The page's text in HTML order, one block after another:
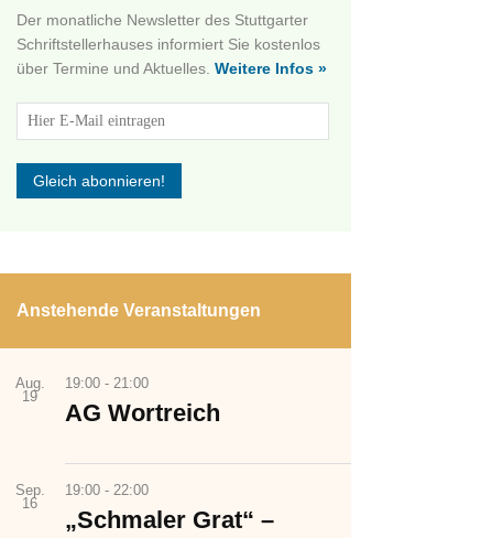
Der monatliche Newsletter des Stuttgarter
Schriftstellerhauses informiert Sie kostenlos
über Termine und Aktuelles. Weitere Infos »
Anstehende Veranstaltungen
Aug.
19
19:00 - 21:00
AG Wortreich
Sep.
16
19:00 - 22:00
„Schmaler Grat“ –